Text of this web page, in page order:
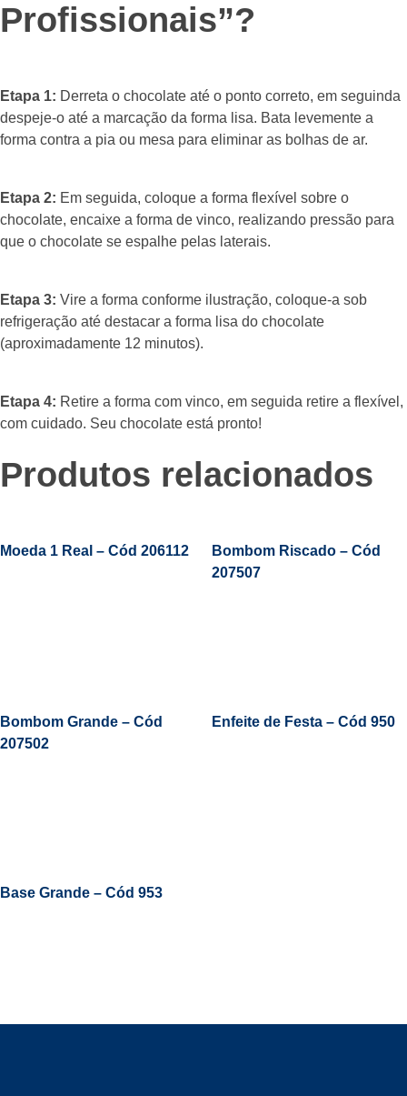
Profissionais”?
Etapa 1: Derreta o chocolate até o ponto correto, em seguinda
despeje-o até a marcação da forma lisa. Bata levemente a
forma contra a pia ou mesa para eliminar as bolhas de ar.
Etapa 2: Em seguida, coloque a forma flexível sobre o
chocolate, encaixe a forma de vinco, realizando pressão para
que o chocolate se espalhe pelas laterais.
Etapa 3: Vire a forma conforme ilustração, coloque-a sob
refrigeração até destacar a forma lisa do chocolate
(aproximadamente 12 minutos).
Etapa 4: Retire a forma com vinco, em seguida retire a flexível,
com cuidado. Seu chocolate está pronto!
Produtos relacionados
Moeda 1 Real – Cód 206112
Bombom Riscado – Cód
207507
Bombom Grande – Cód
207502
Enfeite de Festa – Cód 950
Base Grande – Cód 953